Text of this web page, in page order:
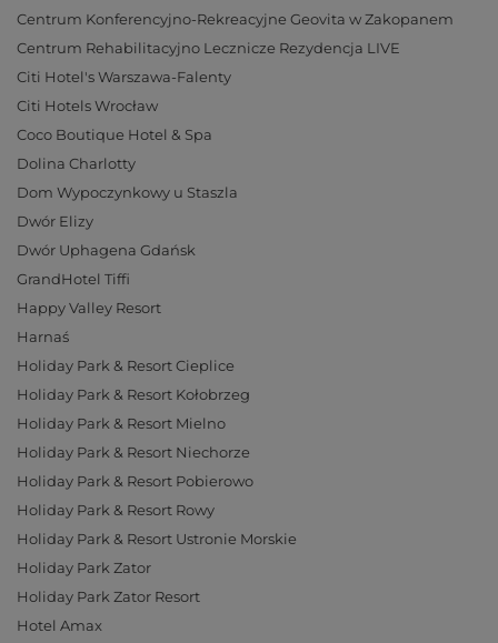
Centrum Konferencyjno-Rekreacyjne Geovita w Zakopanem
Centrum Rehabilitacyjno Lecznicze Rezydencja LIVE
Citi Hotel's Warszawa-Falenty
Citi Hotels Wrocław
Coco Boutique Hotel & Spa
Dolina Charlotty
Dom Wypoczynkowy u Staszla
Dwór Elizy
Dwór Uphagena Gdańsk
GrandHotel Tiffi
Happy Valley Resort
Harnaś
Holiday Park & Resort Cieplice
Holiday Park & Resort Kołobrzeg
Holiday Park & Resort Mielno
Holiday Park & Resort Niechorze
Holiday Park & Resort Pobierowo
Holiday Park & Resort Rowy
Holiday Park & Resort Ustronie Morskie
Holiday Park Zator
Holiday Park Zator Resort
Hotel Amax